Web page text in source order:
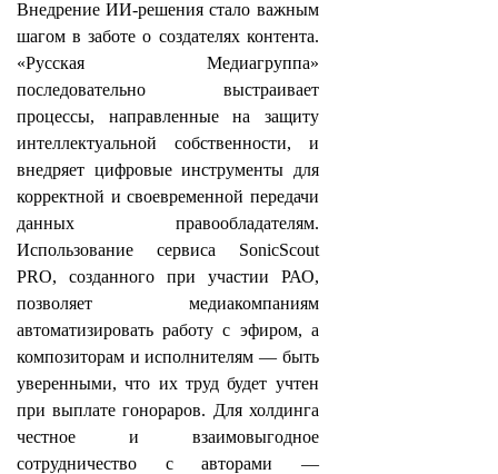
Внедрение ИИ-решения стало важным
шагом в заботе о создателях контента.
«Русская Медиагруппа»
последовательно выстраивает
процессы, направленные на защиту
интеллектуальной собственности, и
внедряет цифровые инструменты для
корректной и своевременной передачи
данных правообладателям.
Использование сервиса SonicScout
PRO, созданного при участии РАО,
позволяет медиакомпаниям
автоматизировать работу с эфиром, а
композиторам и исполнителям — быть
уверенными, что их труд будет учтен
при выплате гонораров. Для холдинга
честное и взаимовыгодное
сотрудничество с авторами —